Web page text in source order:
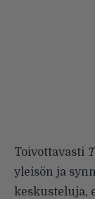
Toivottavasti
yleisön ja
keskusteluja,